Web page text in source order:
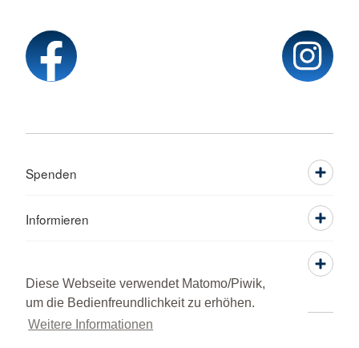
Diese Webseite verwendet Matomo/Piwik,
um die Bedienfreundlichkeit zu erhöhen.
Weitere Informationen
Spenden
Informieren